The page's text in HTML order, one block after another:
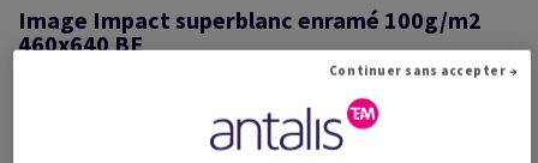
Image Impact superblanc enramé 100g/m2
460x640 BE
Continuer sans accepter →